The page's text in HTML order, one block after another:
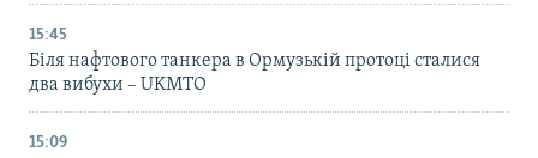
15:45
Біля нафтового танкера в Ормузькій протоці сталися
два вибухи – UKMTO
15:09